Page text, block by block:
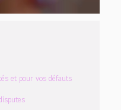
et pour vos défauts